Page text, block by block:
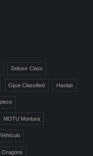
Deluxe Class
Gijoe Classified Haslab
MOTU Montura
Dragons